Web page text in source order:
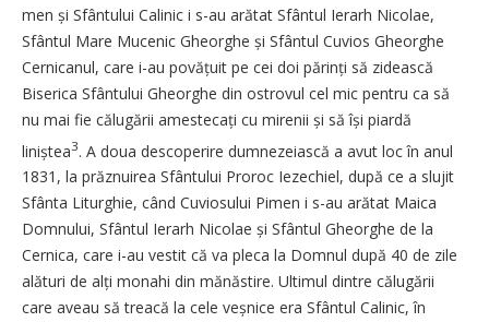
men și Sfântului Calinic i s-au arătat Sfân­tul Ierarh Nicolae,
Sfântul Mare Mucenic Ghe­orghe și Sfântul Cuvios Gheorghe
Cernicanul, care i-au povățuit pe cei doi părinți să zidească
Biserica Sfântului Gheorghe din ostrovul cel mic pentru ca să
nu mai fie călugării amestecați cu mirenii și să își piardă
liniștea3. A doua descoperire dumnezeiască a avut loc în anul
1831, la prăznuirea Sfântului Proroc Iezechiel, după ce a slujit
Sfânta Liturghie, când Cuviosului Pimen i s-au arătat Maica
Domnului, Sfântul Ierarh Nicolae și Sfântul Gheorghe de la
Cernica, care i-au vestit că va pleca la Domnul după 40 de zile
alături de alți monahi din mănăstire. Ultimul dintre călugării
care aveau să treacă la cele veșnice era Sfântul Calinic, în